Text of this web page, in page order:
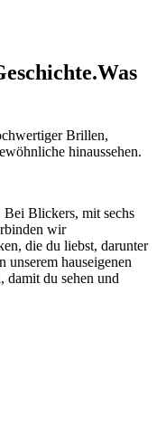
Was
Brillen,
hinaussehen.
Bei Blickers, mit sechs
wir
die du liebst, darunter
hauseigenen
damit du sehen und